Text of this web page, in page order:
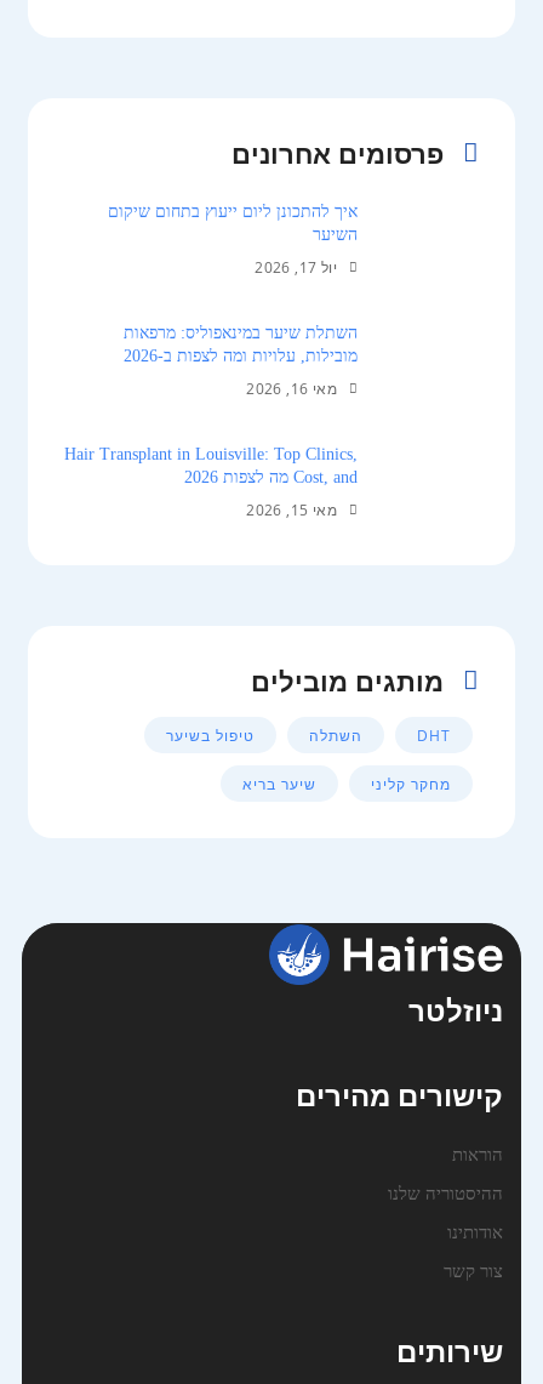
פרסומים אחרונים
איך להתכונן ליום ייעוץ בתחום שיקום
השיער
יול 17, 2026
השתלת שיער במינאפוליס: מרפאות
מובילות, עלויות ומה לצפות ב-2026
מאי 16, 2026
Hair Transplant in Louisville: Top Clinics,
Cost, and מה לצפות 2026
מאי 15, 2026
מותגים מובילים
DHT השתלה טיפול בשיער
מחקר קליני שיער בריא
ניוזלטר
קישורים מהירים
הוראות
ההיסטוריה שלנו
אודותינו
צור קשר
שירותים